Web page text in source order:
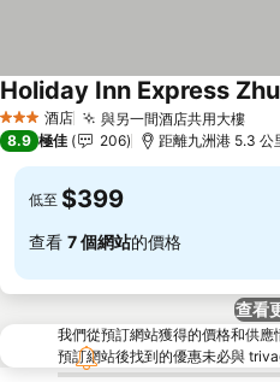
3 星級 酒店 與另一間酒店共用大樓
Holiday Inn Express
8.9 極佳 206 距離九洲港 5.3 公
低至 $399
查看 7 個網站的價格
查看
我們從預訂網站獲得的價格和供
預訂網站後找到的優惠未必與